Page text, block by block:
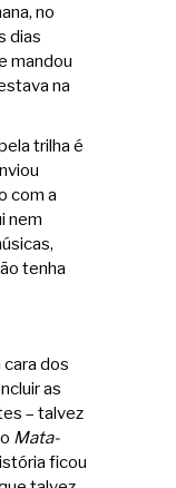
no
dias
mandou
na
trilha é
com a
nem
tenha
dos
as
– talvez
Mata-
ficou